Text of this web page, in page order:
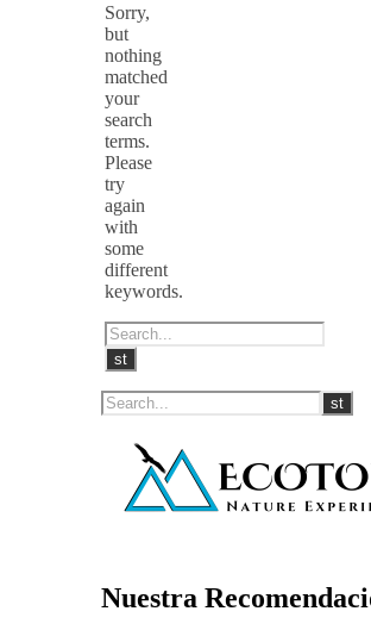
Sorry,
but
nothing
matched
your
search
terms.
Please
try
again
with
some
different
keywords.
Nuestra